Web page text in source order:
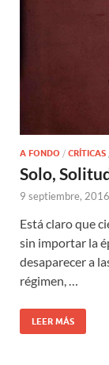
A FONDO / CRÍTICAS
Solo,
9 septiembre, 2016
Está claro que
sin importar la
desaparecer a
régimen, …
LEER MÁS